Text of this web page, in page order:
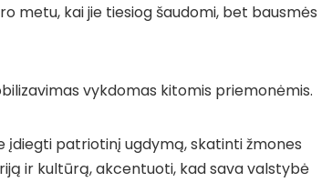
metu, kai jie tiesiog šaudomi, bet bausmės
vykdomas kitomis priemonėmis.
įdiegti patriotinį ugdymą, skatinti žmones
ir kultūrą, akcentuoti, kad sava valstybė